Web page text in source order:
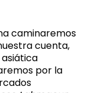
caminaremos
cuenta,
por la